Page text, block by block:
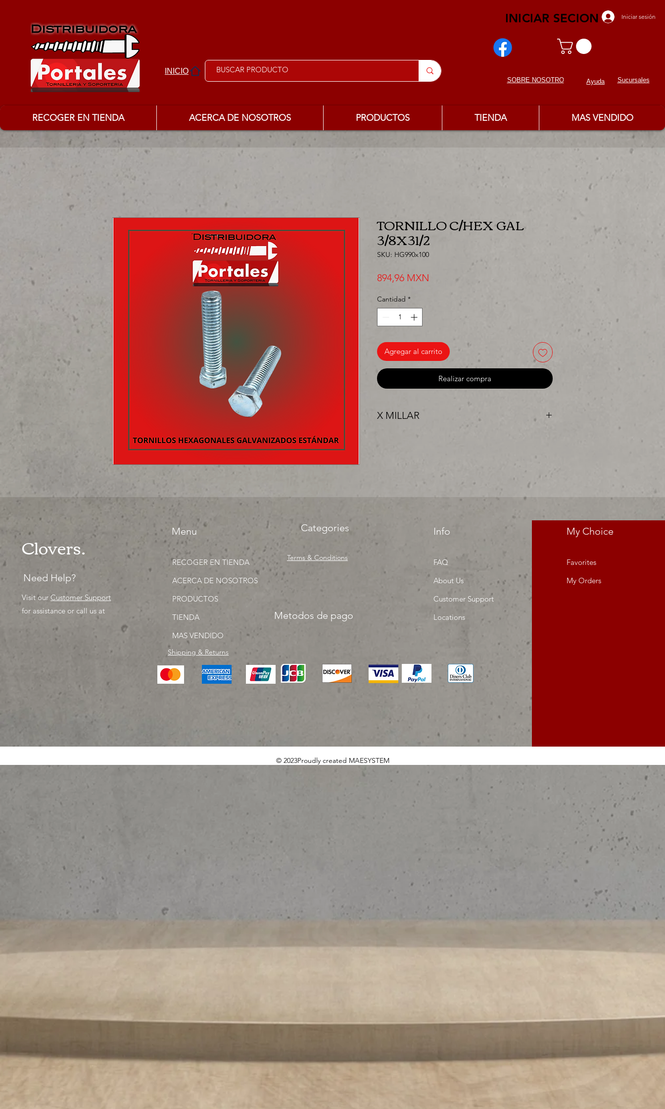
INICIO
Iniciar sesión
INICIAR SECION
SOBRE NOSOTROS Ayuda Sucursales
RECOGER EN TIENDA ACERCA DE NOSOTROS PRODUCTOS TIENDA MAS VENDIDO
TORNILLO C/HEX GAL
3/8X31/2
SKU: HG990x100
894,96 MXN
Cantidad *
Agregar al carrito
Realizar compra
X MILLAR
Clovers.
Need Help?
Visit ourCustomer Support
for assistance or call us at
Menu
RECOGER EN TIENDA
ACERCA DE NOSOTROS
PRODUCTOS
TIENDA
MAS VENDIDO
Shipping & Returns
Categories
Terms & Conditions
Info
FAQ
About Us
Customer Support
Locations
My Choice
Favorites
My Orders
Metodos de pago
© 2023Proudly created MAESYSTEM